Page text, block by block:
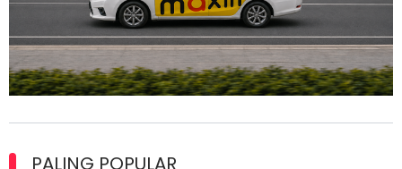
lesen separuh pertama 2026
PALING POPULAR